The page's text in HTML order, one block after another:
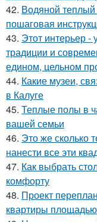
42. Водяной теплый
пошаговая
43. Этот интерьер -
традиции и
едином, цельном
44. Какие музеи,
в Калуге
45. Теплые полы в
вашей семьи
46. Это же сколько
нанести все эти
47. Как выбрать
комфорту
48. Проект
квартиры